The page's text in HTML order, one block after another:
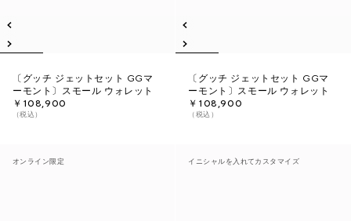
〔グッチ ジェットセット GGマ
ーモント〕スモール ウォレット
￥108,900
（税込）
〔グッチ ジェットセット GGマ
ーモント〕スモール ウォレット
￥108,900
（税込）
オンライン限定 イニシャルを入れてカスタマイズ